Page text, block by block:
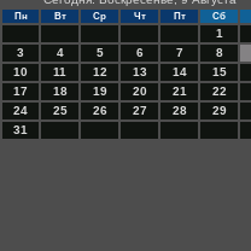
Пн Вт Ср Чт Пт Сб
1
3
4 5 6 7 8
10
11 12 13 14 15
17
18 19 20 21 22
24
25 26 27 28 29
31